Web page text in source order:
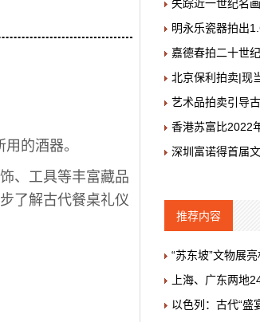
的酒器。
、工具等丰富藏品
了解古代餐桌礼仪
失踪近一世纪名
明永乐瓷器拍出
嘉德春拍二十世
北京保利拍卖|现
艺术品拍卖引导
香港苏富比2022
深圳富诺得首届
推荐内容
“苏东坡”文物展
上海、广东两地
以色列：古代“盛